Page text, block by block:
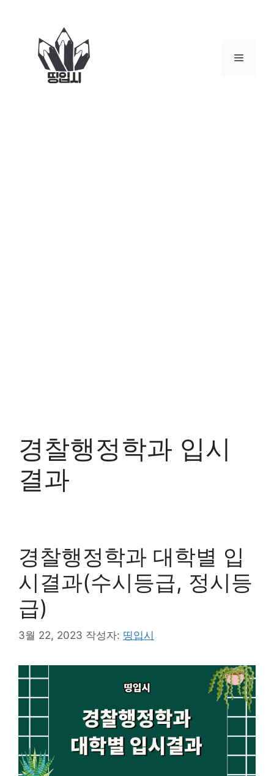
메
경찰행정학과 입시
결과
경찰행정학과 대학별 입
시결과(수시등급, 정시등
급)
3월 22, 2023 작성자: 띵입시